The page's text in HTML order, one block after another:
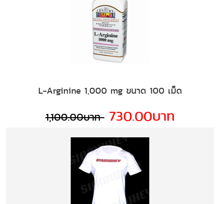
L-Arginine 1,000 mg ขนาด 100 เม็ด
1,100.00บาท 730.00บาท